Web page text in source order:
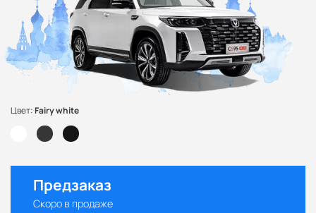
Цвет:Fairy white
Предзаказ
Скоро в продаже